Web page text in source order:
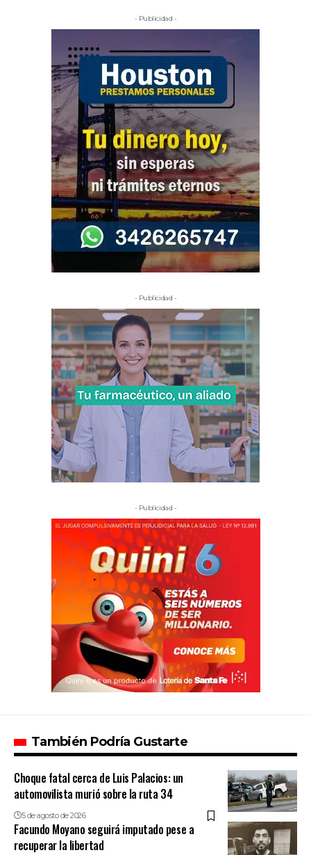
- Publicidad -
- Publicidad -
- Publicidad -
También Podría Gustarte
Choque fatal cerca de Luis Palacios: un
automovilista murió sobre la ruta 34
5 de agosto de 2026
Facundo Moyano seguirá imputado pese a
recuperar la libertad